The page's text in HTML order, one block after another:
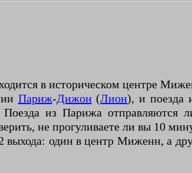
в историческом центре
Париж-Дижон (Лион), и поезда
из Парижа
не прогуливаете ли вы 10
один в центр Миженн, а